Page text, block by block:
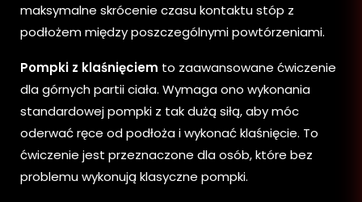
maksymalne skrócenie czasu kontaktu stóp z
podłożem między poszczególnymi powtórzeniami.
Pompki z klaśnięciem to zaawansowane ćwiczenie
dla górnych partii ciała. Wymaga ono wykonania
standardowej pompki z tak dużą siłą, aby móc
oderwać ręce od podłoża i wykonać klaśnięcie. To
ćwiczenie jest przeznaczone dla osób, które bez
problemu wykonują klasyczne pompki.